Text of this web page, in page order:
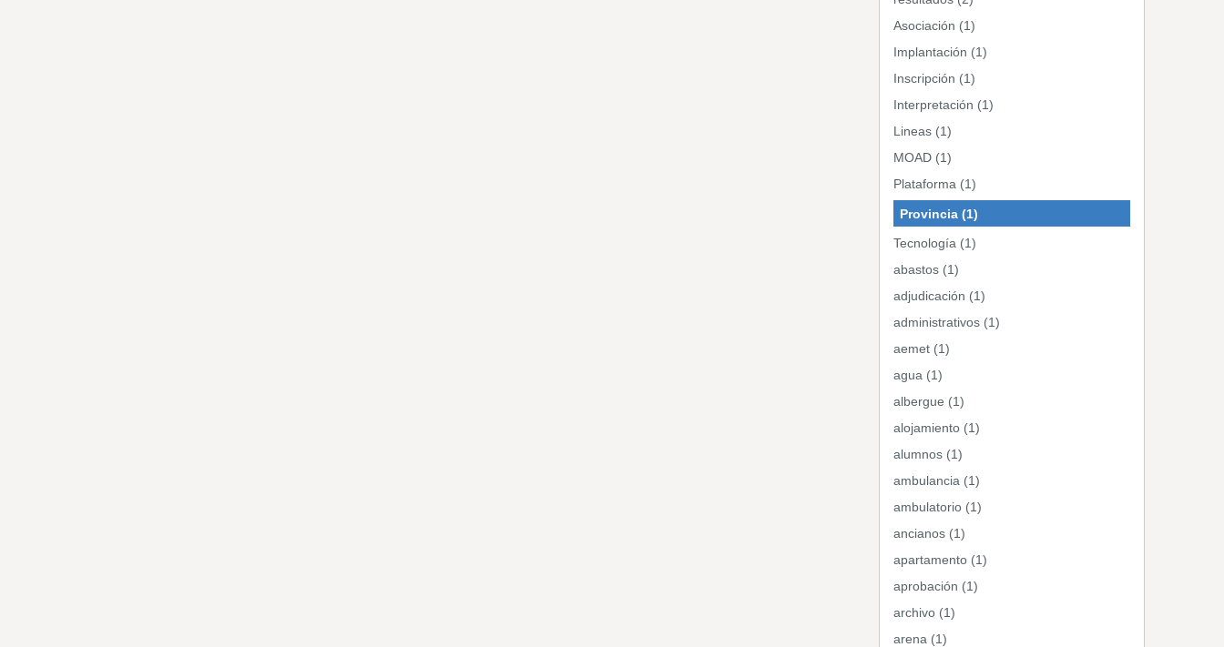
Asociación (1)
Implantación (1)
Inscripción (1)
Interpretación (1)
Lineas (1)
MOAD (1)
Plataforma (1)
Provincia (1)
Tecnología (1)
abastos (1)
adjudicación (1)
administrativos (1)
aemet (1)
agua (1)
albergue (1)
alojamiento (1)
alumnos (1)
ambulancia (1)
ambulatorio (1)
ancianos (1)
apartamento (1)
aprobación (1)
archivo (1)
arena (1)